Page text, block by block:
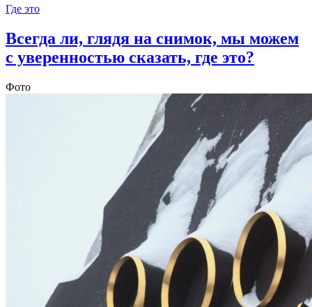
Где это
Всегда ли, глядя на снимок, мы можем
с уверенностью сказать, где это?
Фото